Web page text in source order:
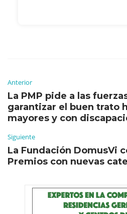
Anterior
La PMP pide a las
garantizar el buen trato
mayores y con
Siguiente
La Fundación DomusVi
Premios con nuevas